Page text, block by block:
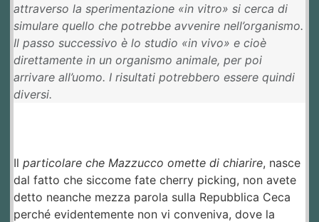
attraverso la sperimentazione «in vitro» si cerca di
simulare quello che potrebbe avvenire nell’organismo.
Il passo successivo è lo studio «in vivo» e cioè
direttamente in un organismo animale, per poi
arrivare all’uomo. I risultati potrebbero essere quindi
diversi.
Il particolare che Mazzucco omette di chiarire, nasce
dal fatto che siccome fate cherry picking, non avete
detto neanche mezza parola sulla Repubblica Ceca
perché evidentemente non vi conveniva, dove la